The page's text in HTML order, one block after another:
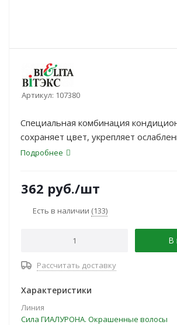
Артикул: 107380
Специальная комбинация
сохраняет цвет, укрепляет
кератиновые связи и восстанавливает
Подробнее
362 руб./шт
Есть в наличии (133)
В
Рассчитать доставку
Характеристики
Линия
Сила ГИАЛУРОНА. Окрашенные волосы